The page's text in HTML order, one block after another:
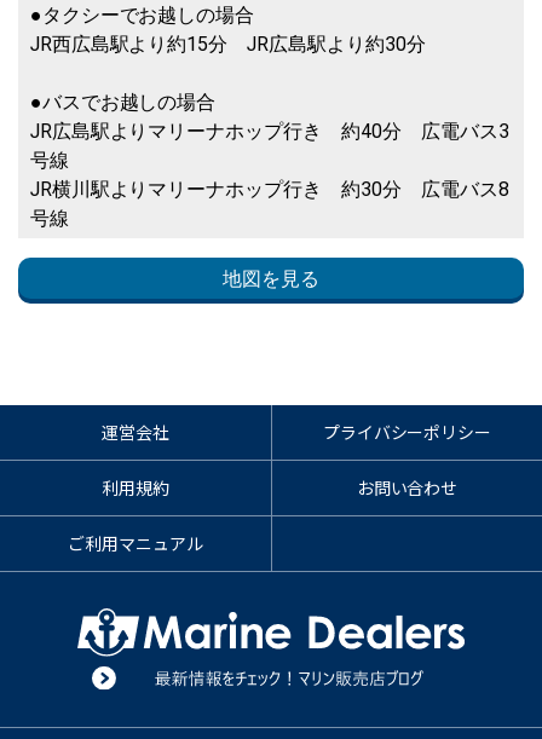
●タクシーでお越しの場合
JR西広島駅より約15分 JR広島駅より約30分
●バスでお越しの場合
JR広島駅よりマリーナホップ行き 約40分 広電バス3
号線
JR横川駅よりマリーナホップ行き 約30分 広電バス8
号線
地図を見る
運営会社 プライバシーポリシー
利用規約 お問い合わせ
ご利用マニュアル